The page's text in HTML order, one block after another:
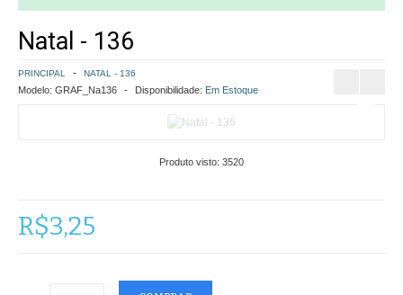
CONTATO
COMO COMPRAR
POLÍTICA DE FRETE GRÁTIS
CONTATO
Natal - 136
PRINCIPAL NATAL - 136
Modelo: GRAF_Na136 Disponibilidade: Em Estoque
Produto visto: 3520
R$3,25